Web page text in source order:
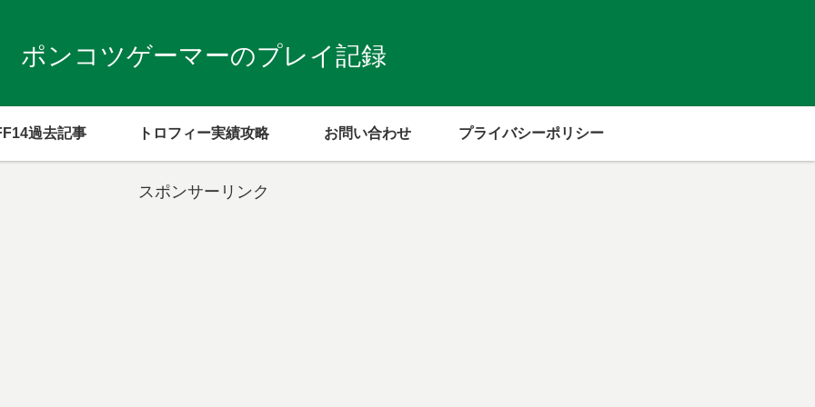
ポンコツゲーマーのプレイ記録
過去記事 トロフィー実績攻略 お問い合わせ プライバシーポリシー
スポンサーリンク